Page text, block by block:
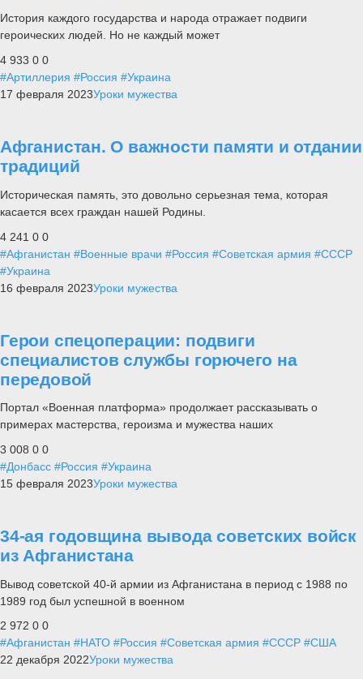
История каждого государства и народа отражает подвиги
героических людей. Но не каждый может
4 933 0 0
#Артиллерия #Россия #Украина
17 февраля 2023Уроки мужества
Афганистан. О важности памяти и отдании
традиций
Историческая память, это довольно серьезная тема, которая
касается всех граждан нашей Родины.
4 241 0 0
#Афганистан #Военные врачи #Россия #Советская армия #СССР
#Украина
16 февраля 2023Уроки мужества
Герои спецоперации: подвиги
специалистов службы горючего на
передовой
Портал «Военная платформа» продолжает рассказывать о
примерах мастерства, героизма и мужества наших
3 008 0 0
#Донбасс #Россия #Украина
15 февраля 2023Уроки мужества
34-ая годовщина вывода советских войск
из Афганистана
Вывод советской 40-й армии из Афганистана в период с 1988 по
1989 год был успешной в военном
2 972 0 0
#Афганистан #НАТО #Россия #Советская армия #СССР #США
22 декабря 2022Уроки мужества